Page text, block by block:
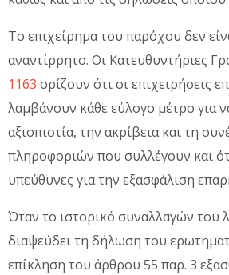
Το επιχείρημα του παρόχου δεν
αναντίρρητο. Οι Κατευθυντήριες
1163 ορίζουν ότι οι επιχειρήσεις
λαμβάνουν κάθε εύλογο μέτρο για
αξιοπιστία, την ακρίβεια και τη
πληροφοριών που συλλέγουν και
υπεύθυνες για την εξασφάλιση
Όταν το ιστορικό συναλλαγών του
διαψεύδει τη δήλωση του
επίκληση του άρθρου 55 παρ. 3